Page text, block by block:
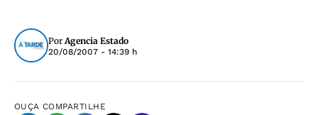
PorAgencia Estado
20/08/2007 - 14:39 h
OUÇA COMPARTILHE